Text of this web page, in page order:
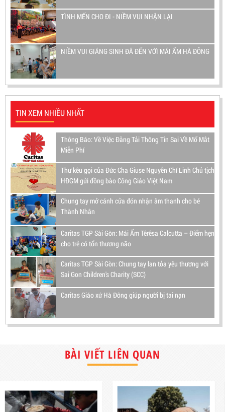
TÌNH MẾN CHO ĐI - NIỀM VUI NHẬN LẠI
NIỀM VUI GIÁNG SINH ĐÃ ĐẾN VỚI MÁI ẤM HÀ ĐÔNG
TIN XEM NHIỀU NHẤT
Thông Báo: Về Việc Đăng Tải Thông Tin Sai Về Mổ Mắt
Miễn Phí
Thư kêu gọi của Đức Cha Giuse Nguyễn Chí Linh Chủ tịch
HĐGM gửi đồng bào Công Giáo Việt Nam
Chung tay mở cánh cửa đón nhận âm thanh cho bé
Thành Nhân
Caritas TGP Sài Gòn: Mái Ấm Têrêsa Calcutta – Điểm hẹn
cho trẻ có tổn thương não
Caritas TGP Sài Gòn: Chung tay lan tỏa yêu thương với
Sai Gon Children's Charity (SCC)
Caritas Giáo xứ Hà Đông giúp người bị tai nạn
BÀI VIẾT LIÊN QUAN